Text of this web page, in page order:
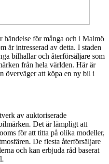
för många och i Malmö
är intresserad av detta. I staden
bilhallar och återförsäljare som
från hela världen. Här är
överväger att köpa en ny bil i
av auktoriserade
Det är lämpligt att
för att titta på olika modeller,
De flesta återförsäljare
och kan erbjuda råd baserat